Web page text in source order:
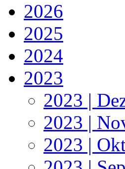
2026
2025
2024
2023
2023 |
2023 |
2023 |